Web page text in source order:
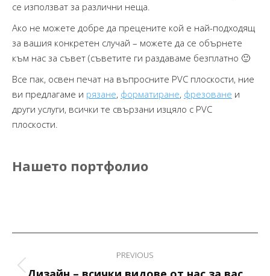
се използват за различни неща.
Ако не можете добре да прецените кой е най-подходящ
за вашия конкретен случай – можете да се обърнете
към нас за съвет (съветите ги раздаваме безплатно 🙂
Все пак, освен печат на въпросните PVC плоскости, ние
ви предлагаме и рязане, форматиране, фрезоване и
други услуги, всички те свързани изцяло с PVC
плоскости.
Нашето портфолио
navigation
PREVIOUS
Previous